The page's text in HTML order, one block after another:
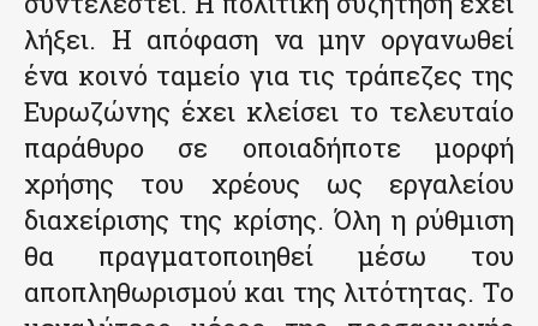
λήξει. Η απόφαση να μην οργανωθεί
ένα κοινό ταμείο για τις τράπεζες της
Ευρωζώνης έχει κλείσει το τελευταίο
παράθυρο σε οποιαδήποτε μορφή
χρήσης του χρέους ως εργαλείου
διαχείρισης της κρίσης. Όλη η ρύθμιση
θα πραγματοποιηθεί μέσω του
αποπληθωρισμού και της λιτότητας. Το